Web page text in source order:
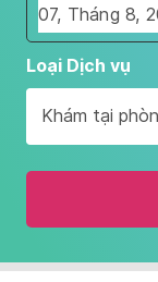
Navigate
forward
interact
with
the
and
Loại Dịch vụ
Khám tại